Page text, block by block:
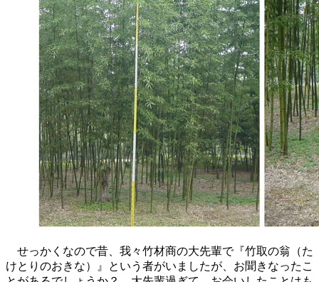
せっかくなので昔、我々竹材商の大先輩で『竹取の翁（た
けとりのおきな）』という者がいましたが、お聞きなったこ